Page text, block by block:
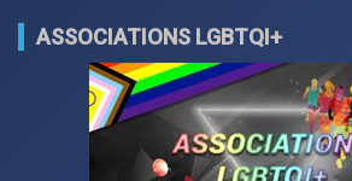
ASSOCIATIONS LGBTQI+